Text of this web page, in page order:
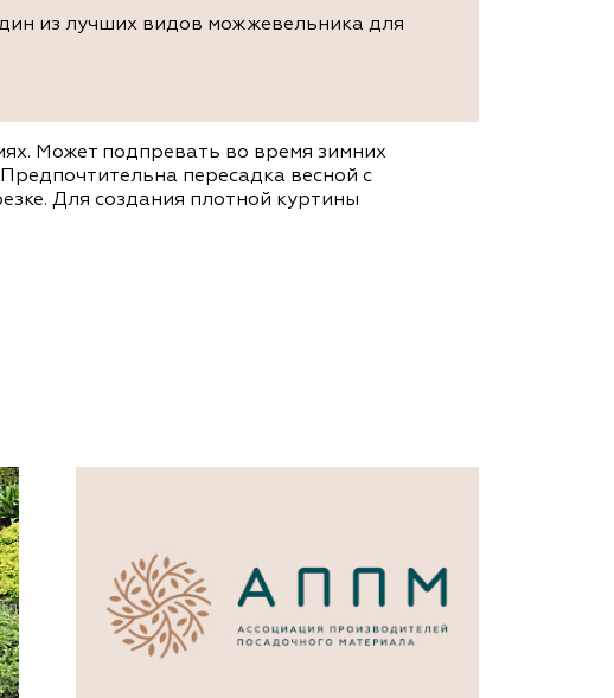
из лучших видов можжевельника для
Может подпревать во время зимних
пересадка весной с
Для создания плотной куртины